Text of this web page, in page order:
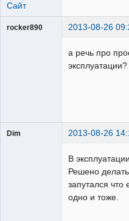
Сайт
rocker890 2013-08-26
ГИПроектировщик
а речь про
эксплуатации?
Dim 2013-08-26
В эксплуатации.
Решено
запутался
одно и тоже.